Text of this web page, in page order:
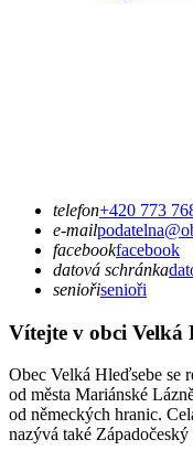
telefon+420 773
e-mail
facebookfacebook
datová schránka
seniořisenioři
Vítejte v obci Velká
Obec Velká Hleďsebe se
od města Mariánské
od německých hranic.
nazývá také